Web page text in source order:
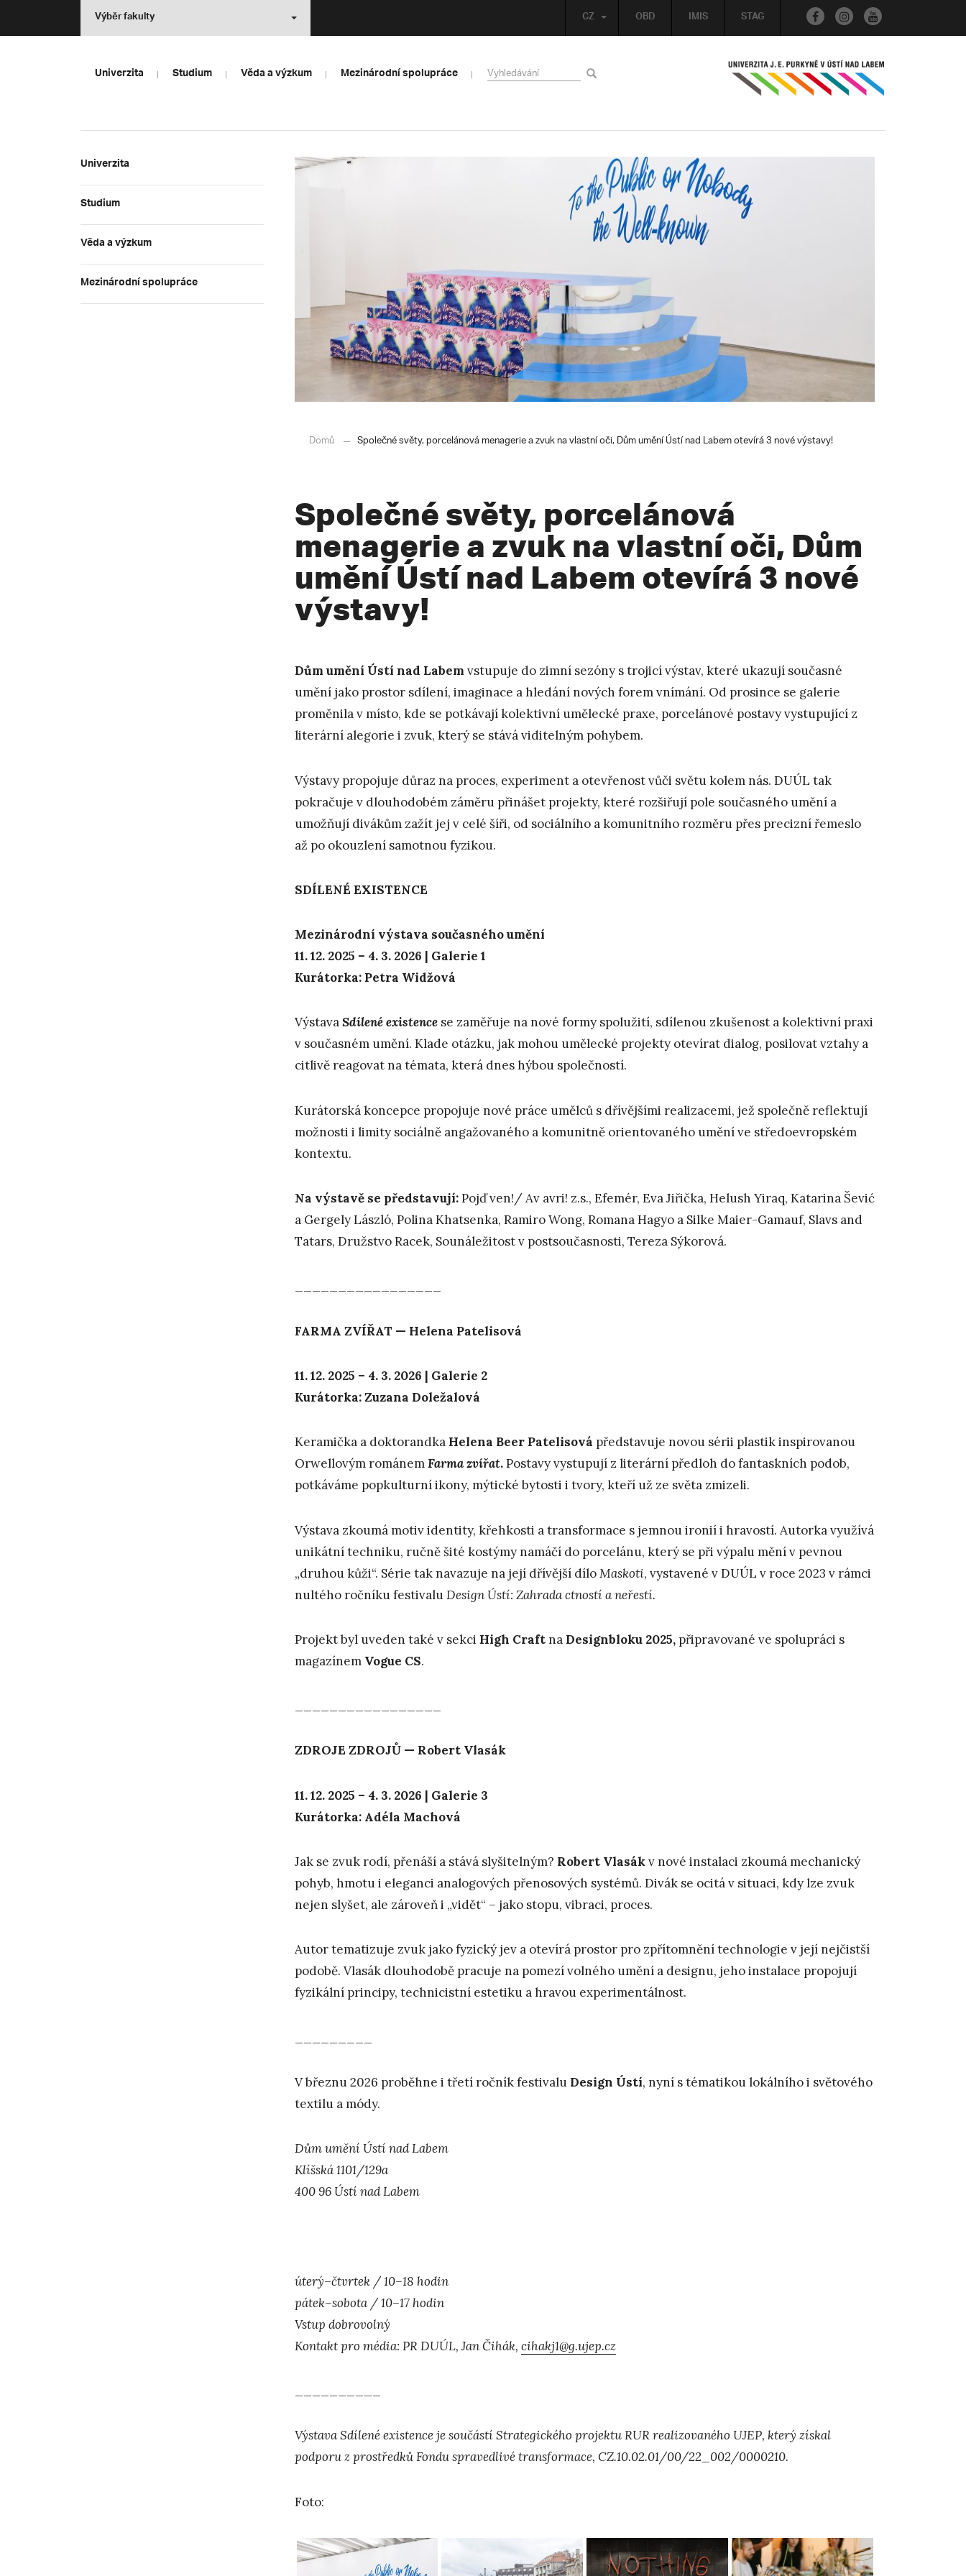
OBD IMIS STAG
CZ
Výběr fakulty
Univerzita Studium Věda a výzkum Mezinárodní spolupráce
Univerzita
Studium
Věda a výzkum
Mezinárodní spolupráce
Domů Společné světy, porcelánová menagerie a zvuk na vlastní oči, Dům umění Ústí nad Labem otevírá 3 nové výstavy!
Společné světy, porcelánová
menagerie a zvuk na vlastní oči, Dům
umění Ústí nad Labem otevírá 3 nové
výstavy!
Dům umění Ústí nad Labem vstupuje do zimní sezóny s trojicí výstav, které ukazují současné
umění jako prostor sdílení, imaginace a hledání nových forem vnímání. Od prosince se galerie
proměnila v místo, kde se potkávají kolektivní umělecké praxe, porcelánové postavy vystupující z
literární alegorie i zvuk, který se stává viditelným pohybem.
Výstavy propojuje důraz na proces, experiment a otevřenost vůči světu kolem nás. DUÚL tak
pokračuje v dlouhodobém záměru přinášet projekty, které rozšiřují pole současného umění a
umožňují divákům zažít jej v celé šíři, od sociálního a komunitního rozměru přes precizní řemeslo
až po okouzlení samotnou fyzikou.
SDÍLENÉ EXISTENCE
Mezinárodní výstava současného umění
11. 12. 2025 – 4. 3. 2026 | Galerie 1
Kurátorka: Petra Widžová
VýstavaSdílené existence se zaměřuje na nové formy spolužití, sdílenou zkušenost a kolektivní praxi
v současném umění. Klade otázku, jak mohou umělecké projekty otevírat dialog, posilovat vztahy a
citlivě reagovat na témata, která dnes hýbou společností.
Kurátorská koncepce propojuje nové práce umělců s dřívějšími realizacemi, jež společně reflektují
možnosti i limity sociálně angažovaného a komunitně orientovaného umění ve středoevropském
kontextu.
Na výstavě se představují:Pojď ven!/ Av avri! z.s., Efemér, Eva Jiřička, Helush Yiraq, Katarina Šević
a Gergely László, Polina Khatsenka, Ramiro Wong, Romana Hagyo a Silke Maier-Gamauf, Slavs and
Tatars, Družstvo Racek, Sounáležitost v postsoučasnosti, Tereza Sýkorová.
FARMA ZVÍŘAT — Helena Patelisová
11. 12. 2025 – 4. 3. 2026 | Galerie 2
Kurátorka: Zuzana Doležalová
Keramička a doktorandka Helena Beer Patelisová představuje novou sérii plastik inspirovanou
Orwellovým románemFarma zvířat.Postavy vystupují z literární předloh do fantaskních podob,
potkáváme popkulturní ikony, mýtické bytosti i tvory, kteří už ze světa zmizeli.
Výstava zkoumá motiv identity, křehkosti a transformace s jemnou ironií i hravostí. Autorka využívá
unikátní techniku, ručně šité kostýmy namáčí do porcelánu, který se při výpalu mění v pevnou
„druhou kůži“. Série tak navazuje na její dřívější díloMaskoti, vystavené v DUÚL v roce 2023 v rámci
nultého ročníku festivaluDesign Ústí: Zahrada ctností a neřestí.
Projekt byl uveden také v sekci High Craftna Designbloku 2025, připravované ve spolupráci s
magazínem Vogue CS.
ZDROJE ZDROJŮ — Robert Vlasák
11. 12. 2025 – 4. 3. 2026 | Galerie 3
Kurátorka: Adéla Machová
Jak se zvuk rodí, přenáší a stává slyšitelným? Robert Vlasákv nové instalaci zkoumá mechanický
pohyb, hmotu i eleganci analogových přenosových systémů. Divák se ocitá v situaci, kdy lze zvuk
nejen slyšet, ale zároveň i „vidět“ – jako stopu, vibraci, proces.
Autor tematizuje zvuk jako fyzický jev a otevírá prostor pro zpřítomnění technologie v její nejčistší
podobě. Vlasák dlouhodobě pracuje na pomezí volného umění a designu, jeho instalace propojují
fyzikální principy, technicistní estetiku a hravou experimentálnost.
V březnu 2026 proběhne i třetí ročník festivalu Design Ústí, nyní s tématikou lokálního i světového
textilu a módy.
Dům umění Ústí nad Labem
Klíšská 1101/129a
400 96 Ústí nad Labem
úterý–čtvrtek / 10–18 hodin
pátek–sobota / 10–17 hodin
Vstup dobrovolný
Kontakt pro média: PR DUÚL, Jan Čihák, cihakj1@g.ujep.cz
Výstava Sdílené existence je součástí Strategického projektu RUR realizovaného UJEP, který získal
podporu z prostředků Fondu spravedlivé transformace, CZ.10.02.01/00/22_002/0000210.
Foto: